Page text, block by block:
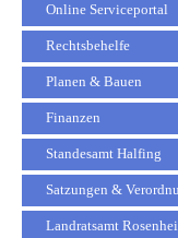
Online Serviceportal
Rechtsbehelfe
Planen & Bauen
Finanzen
Standesamt Halfing
Satzungen &
Landratsamt